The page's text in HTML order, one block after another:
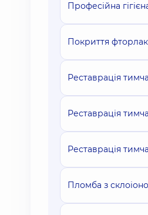
Професійна
Покриття
Реставрація
Реставрація
Реставрація
Пломба з